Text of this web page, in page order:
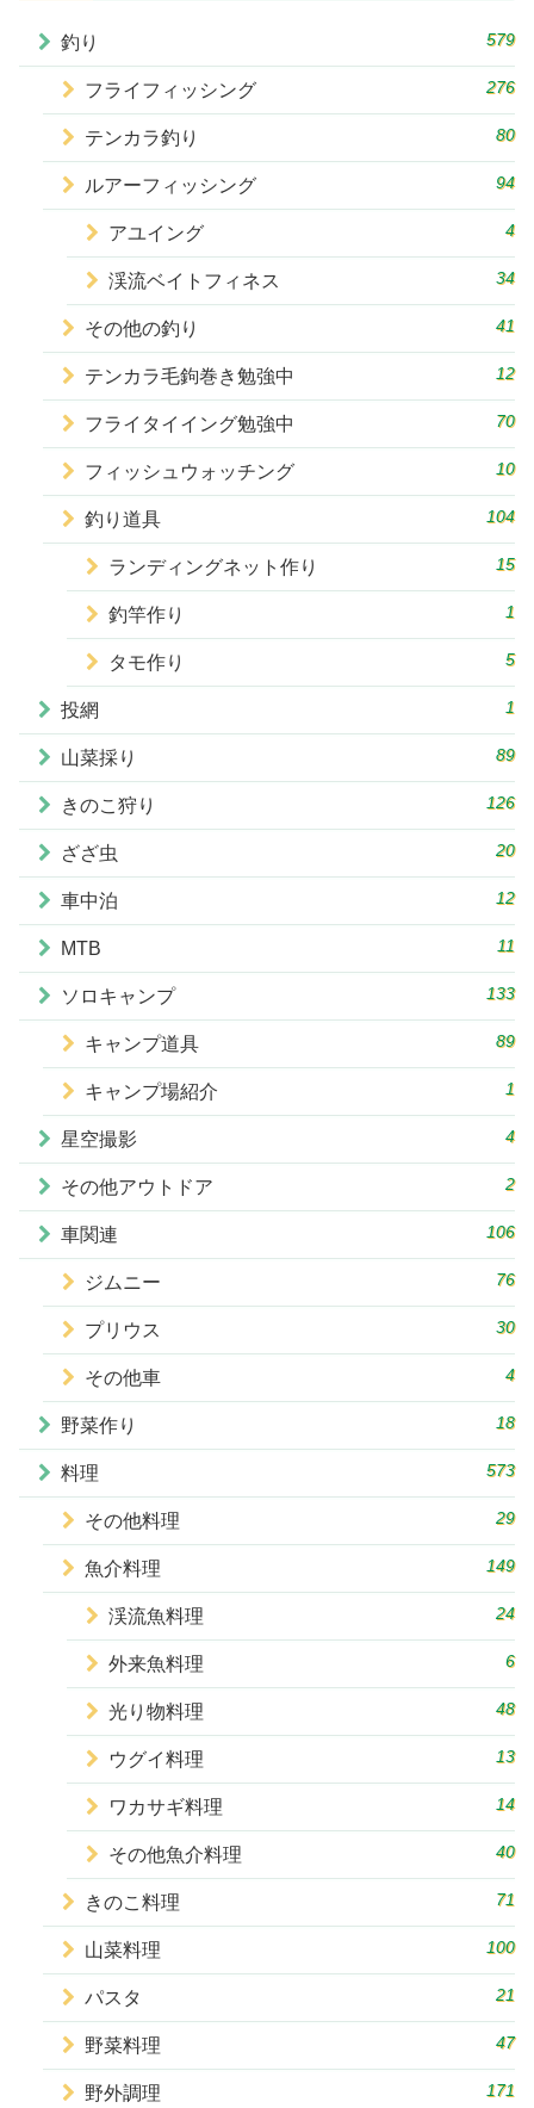
釣り 579
フライフィッシング 276
テンカラ釣り 80
ルアーフィッシング 94
アユイング 4
渓流ベイトフィネス 34
その他の釣り 41
テンカラ毛鉤巻き勉強中 12
フライタイイング勉強中 70
フィッシュウォッチング 10
釣り道具 104
ランディングネット作り 15
釣竿作り 1
タモ作り 5
投網 1
山菜採り 89
きのこ狩り 126
ざざ虫 20
車中泊 12
MTB 11
ソロキャンプ 133
キャンプ道具 89
キャンプ場紹介 1
星空撮影 4
その他アウトドア 2
車関連 106
ジムニー 76
プリウス 30
その他車 4
野菜作り 18
料理 573
その他料理 29
魚介料理 149
渓流魚料理 24
外来魚料理 6
光り物料理 48
ウグイ料理 13
ワカサギ料理 14
その他魚介料理 40
きのこ料理 71
山菜料理 100
パスタ 21
野菜料理 47
野外調理 171